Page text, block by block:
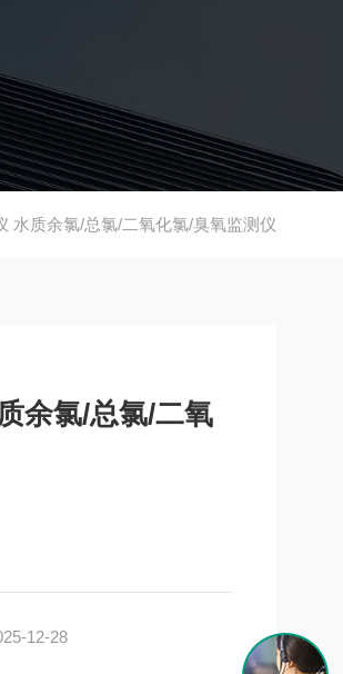
水质余氯/总氯/二氧化氯/臭氧监测仪
余氯/总氯/二氧
12-28